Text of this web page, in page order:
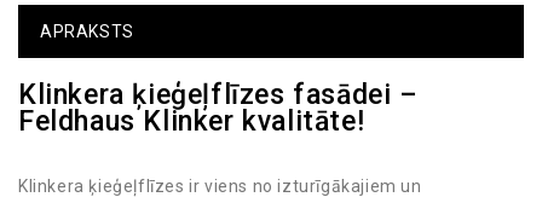
APRAKSTS
Klinkera ķieģeļflīzes fasādei –
Feldhaus Klinker kvalitāte!
Klinkera ķieģeļflīzes ir viens no izturīgākajiem un